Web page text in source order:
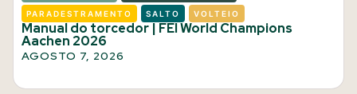
PARADESTRAMENTO SALTO VOLTEIO
Manual do torcedor | FEI World Champions
Aachen 2026
AGOSTO 7, 2026